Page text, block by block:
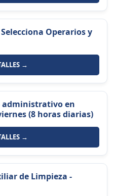
Operarios y
→
administrativo en
(8 horas diarias)
→
de Limpieza -